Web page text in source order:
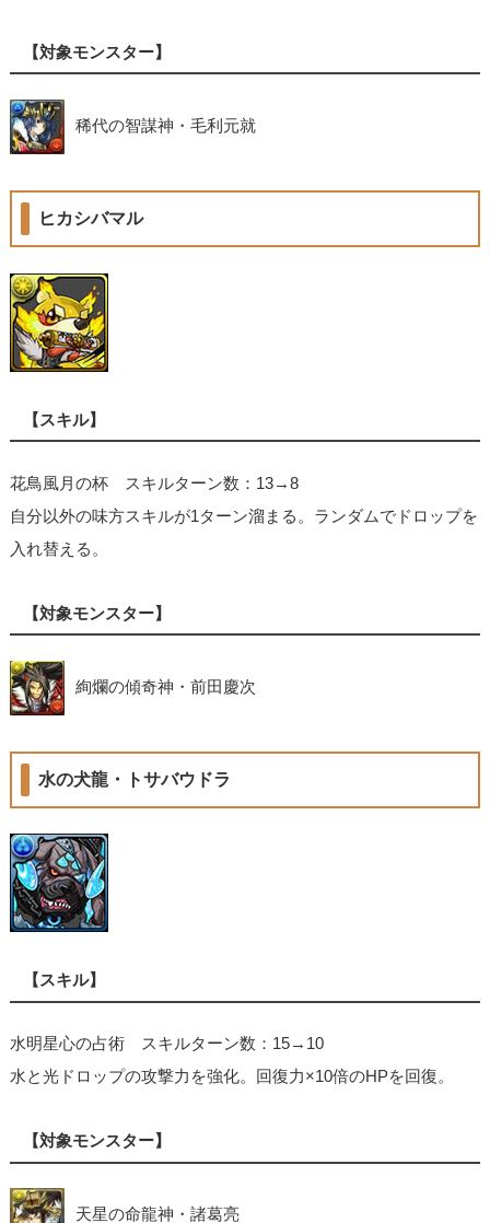
【対象モンスター】
稀代の智謀神・毛利元就
ヒカシバマル
【スキル】
花鳥風月の杯 スキルターン数：13→8
自分以外の味方スキルが1ターン溜まる。ランダムでドロップを
入れ替える。
【対象モンスター】
絢爛の傾奇神・前田慶次
水の犬龍・トサバウドラ
【スキル】
水明星心の占術 スキルターン数：15→10
水と光ドロップの攻撃力を強化。回復力×10倍のHPを回復。
【対象モンスター】
天星の命龍神・諸葛亮